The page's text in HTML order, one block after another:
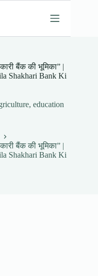
बैंक की भूमिका” |
Shakhari Bank Ki
,education
बैंक की भूमिका” |
Shakhari Bank Ki